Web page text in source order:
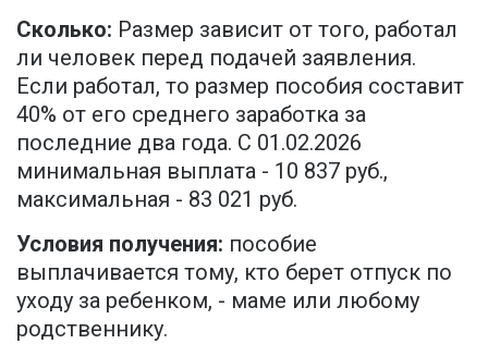
Сколько: Размер зависит от того, работал
ли человек перед подачей заявления.
Если работал, то размер пособия составит
40% от его среднего заработка за
последние два года. С 01.02.2026
минимальная выплата - 10 837 руб.,
максимальная - 83 021 руб.
Условия получения: пособие
выплачивается тому, кто берет отпуск по
уходу за ребенком, - маме или любому
родственнику.